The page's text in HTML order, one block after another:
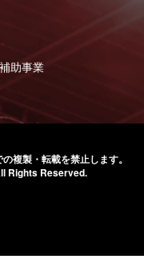
助事業
の複製・転載を禁止します。
Rights Reserved.